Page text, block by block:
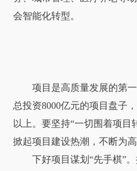
会智能化转型。
项目是高质量发展的第一
总投资8000亿元的项目盘子
以上。要坚持“一切围着项目
掀起项目建设热潮，不断为
下好项目谋划“先手棋”。